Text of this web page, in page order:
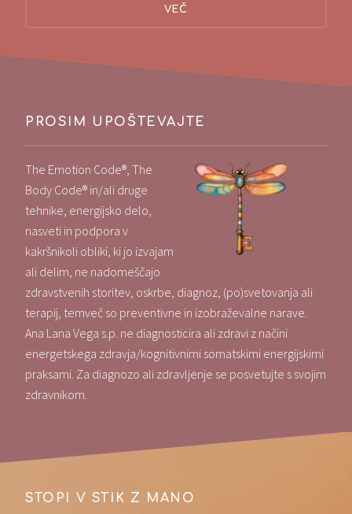
VEČ
PROSIM UPOŠTEVAJTE
The Emotion Code®, The
Body Code® in/ali druge
tehnike, energijsko delo,
nasveti in podpora v
kakršnikoli obliki, ki jo izvajam
ali delim, ne nadomeščajo
zdravstvenih storitev, oskrbe, diagnoz, (po)svetovanja ali
terapij, temveč so preventivne in izobraževalne narave.
Ana Lana Vega s.p. ne diagnosticira ali zdravi z načini
energetskega zdravja/kognitivnimi somatskimi energijskimi
praksami. Za diagnozo ali zdravljenje se posvetujte s svojim
zdravnikom.
STOPI V STIK Z MANO